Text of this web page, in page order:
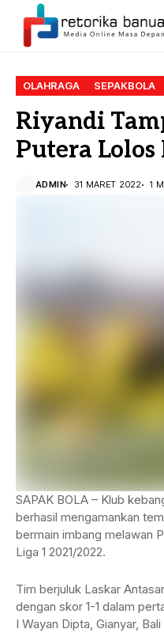
OLAHRAGA SEPAKBOLA
Riyandi
Putera Lolos
ADMIN 31 MARET 2022 1
SAPAK BOLA – Klub
berhasil mengamankan
bermain imbang melawan
Liga 1 2021/2022.
Tim berjuluk Laskar
dengan skor 1-1 dalam
I Wayan Dipta, Gianyar,